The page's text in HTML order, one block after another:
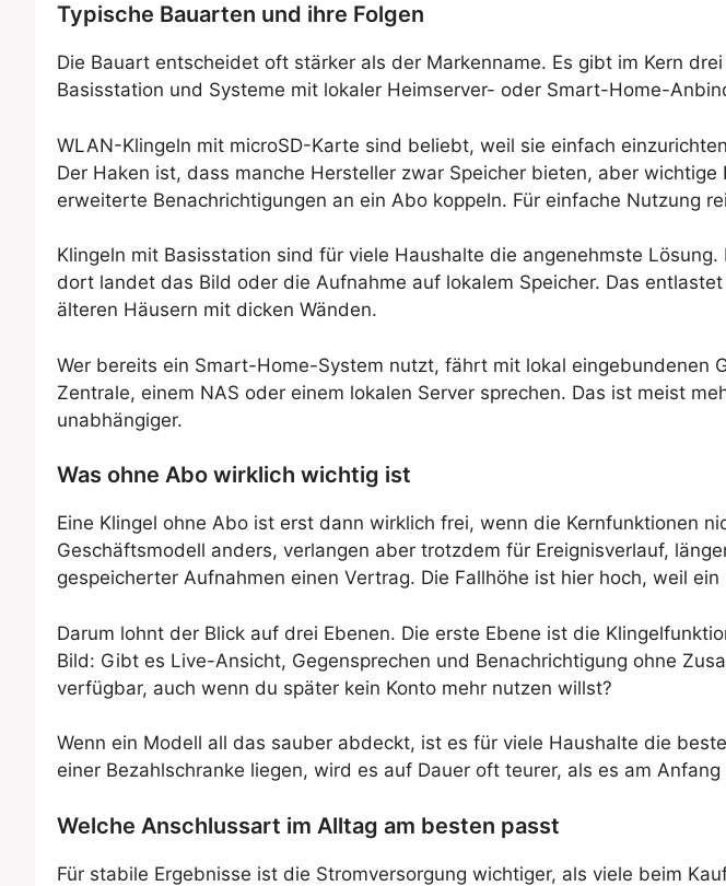
Typische Bauarten und ihre Folgen
Die Bauart entscheidet oft stärker als der Markenname. Es gibt im Kern
Basisstation und Systeme mit lokaler Heimserver- oder Smart-Home-
WLAN-Klingeln mit microSD-Karte sind beliebt, weil sie einfach
Der Haken ist, dass manche Hersteller zwar Speicher bieten, aber
erweiterte Benachrichtigungen an ein Abo koppeln. Für einfache Nutzung
Klingeln mit Basisstation sind für viele Haushalte die angenehmste
dort landet das Bild oder die Aufnahme auf lokalem Speicher. Das
älteren Häusern mit dicken Wänden.
Wer bereits ein Smart-Home-System nutzt, fährt mit lokal eingebundenen
Zentrale, einem NAS oder einem lokalen Server sprechen. Das ist meist
unabhängiger.
Was ohne Abo wirklich wichtig ist
Eine Klingel ohne Abo ist erst dann wirklich frei, wenn die Kernfunktionen
Geschäftsmodell anders, verlangen aber trotzdem für Ereignisverlauf,
gespeicherter Aufnahmen einen Vertrag. Die Fallhöhe ist hier hoch, weil
Darum lohnt der Blick auf drei Ebenen. Die erste Ebene ist die
Bild: Gibt es Live-Ansicht, Gegensprechen und Benachrichtigung ohne
verfügbar, auch wenn du später kein Konto mehr nutzen willst?
Wenn ein Modell all das sauber abdeckt, ist es für viele Haushalte die
einer Bezahlschranke liegen, wird es auf Dauer oft teurer, als es am
Welche Anschlussart im Alltag am besten passt
Für stabile Ergebnisse ist die Stromversorgung wichtiger, als viele beim